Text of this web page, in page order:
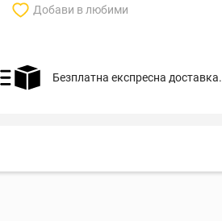
Добави в любими
Безплатна експресна доставка.